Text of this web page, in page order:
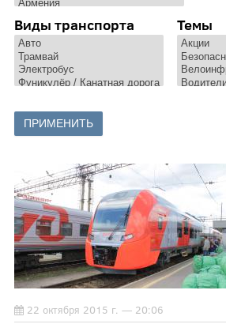
Виды транспорта Темы
22 октября 2015 г. — 20:06